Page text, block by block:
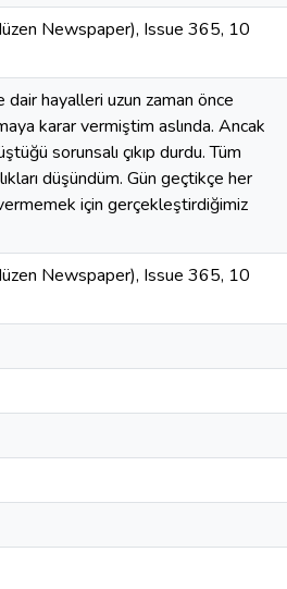
Newspaper), Issue 365, 10
dair hayalleri uzun zaman önce
karar vermiştim aslında. Ancak
sorunsalı çıkıp durdu. Tüm
düşündüm. Gün geçtikçe her
için gerçekleştirdiğimiz
Newspaper), Issue 365, 10